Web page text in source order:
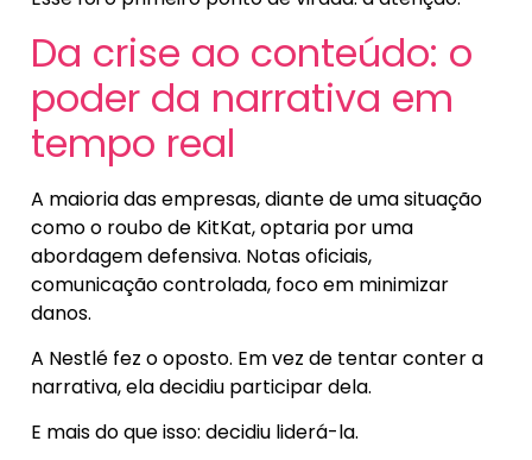
Da crise ao conteúdo: o
poder da narrativa em
tempo real
A maioria das empresas, diante de uma situação
como o roubo de KitKat, optaria por uma
abordagem defensiva. Notas oficiais,
comunicação controlada, foco em minimizar
danos.
A Nestlé fez o oposto. Em vez de tentar conter a
narrativa, ela decidiu participar dela.
E mais do que isso: decidiu liderá-la.